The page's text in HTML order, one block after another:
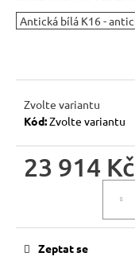
Zvolte variantu
Kód:Zvolte variantu
23 914 Kč
Zeptat se
j
e
RUSTIKÁLNÍ
JÍDELNÍ
SWEET
HOME
MES1
Kč